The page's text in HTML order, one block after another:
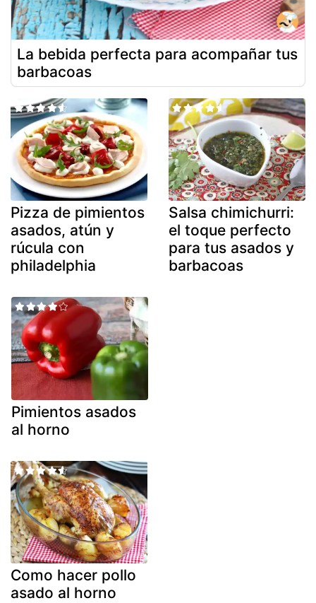
La bebida perfecta para acompañar tus
barbacoas
Pizza de pimientos
asados, atún y
rúcula con
philadelphia
Salsa chimichurri:
el toque perfecto
para tus asados y
barbacoas
Pimientos asados
al horno
Como hacer pollo
asado al horno